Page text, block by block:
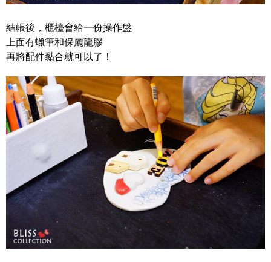
結帳後，櫃檯會給一份操作盤
上面有蠟筆和保麗龍膠
再將配件黏合就可以了！